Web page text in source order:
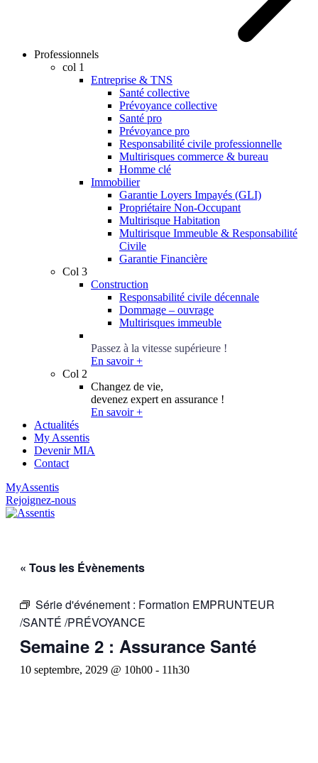
Professionnels
col 1
Entreprise & TNS
Santé collective
Prévoyance collective
Santé pro
Prévoyance pro
Responsabilité civile professionnelle
Multirisques commerce & bureau
Homme clé
Immobilier
Garantie Loyers Impayés (GLI)
Propriétaire Non-Occupant
Multirisque Habitation
Multirisque Immeuble & Responsabilité
Civile
Garantie Financière
Col 3
Construction
Responsabilité civile décennale
Dommage – ouvrage
Multirisques immeuble
Passez à la vitesse supérieure !
En savoir +
Col 2
Changez de vie,
devenez expert en assurance !
En savoir +
Actualités
My Assentis
Devenir MIA
Contact
MyAssentis
Rejoignez-nous
« Tous les Évènements
Série d'événement : Formation EMPRUNTEUR
/SANTÉ /PRÉVOYANCE
Semaine 2 : Assurance Santé
10 septembre, 2029 @ 10h00 - 11h30